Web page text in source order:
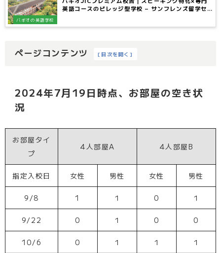
バギオの英語学校
英語コースのビレッジ型学校 – サンフレンズ留学セ
ページコンテンツ [ 目次を開く]
2024年7月19日時点、お部屋の空き状
況
お部屋タイ
プ
4人部屋A 4人部屋B
指定入校日 女性 男性 女性 男性
9/8 1 １ 0 １
9/22 0 １ 0 0
10/6 0 １ １ １